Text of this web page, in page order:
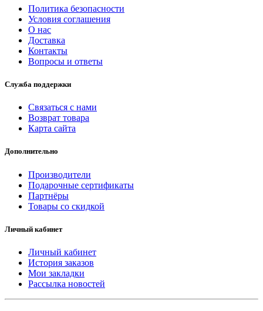
Политика безопасности
Условия соглашения
О нас
Доставка
Контакты
Вопросы и ответы
Служба поддержки
Связаться с нами
Возврат товара
Карта сайта
Дополнительно
Производители
Подарочные сертификаты
Партнёры
Товары со скидкой
Личный кабинет
Личный кабинет
История заказов
Мои закладки
Рассылка новостей